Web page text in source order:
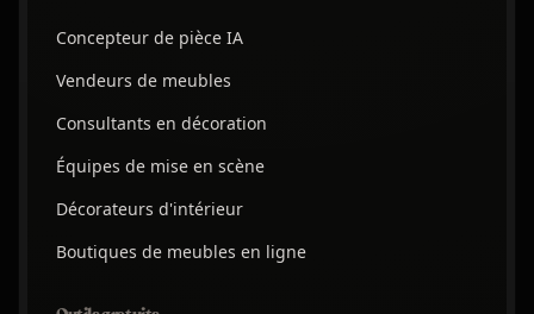
Concepteur de pièce IA
Vendeurs de meubles
Consultants en décoration
Équipes de mise en scène
Décorateurs d'intérieur
Boutiques de meubles en ligne